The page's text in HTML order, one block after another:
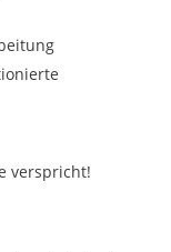
verspricht!